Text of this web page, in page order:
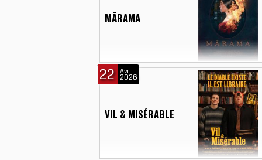
MÃRAMA
22 Avr.
2026
VIL & MISÉRABLE